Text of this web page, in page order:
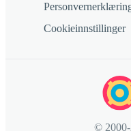
Cookieinnstillinger
© 2000-